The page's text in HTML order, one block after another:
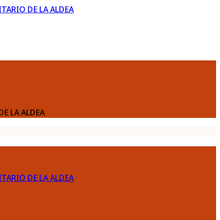
DE LA ALDEA
LA ALDEA
DE LA ALDEA